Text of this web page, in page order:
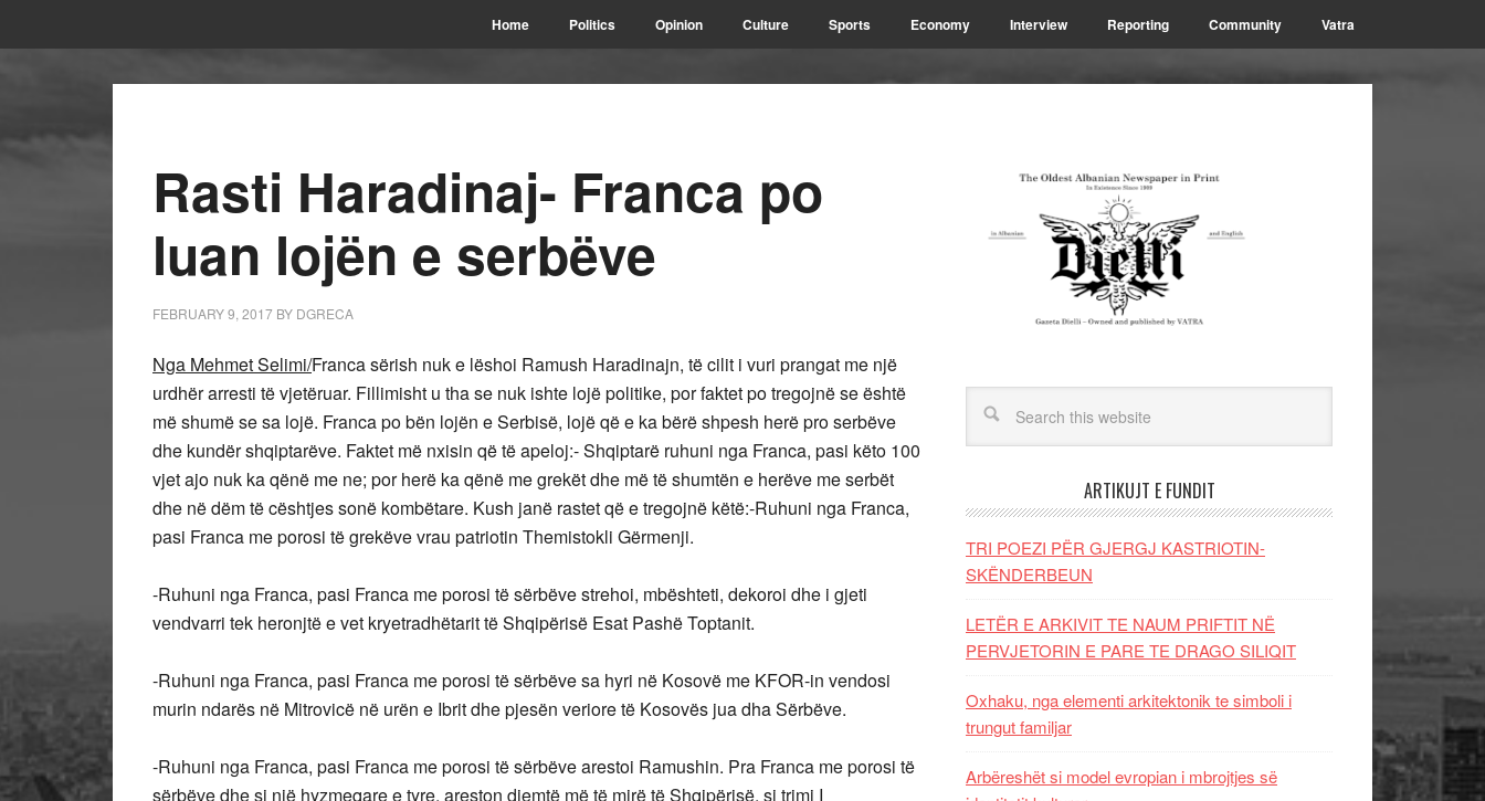
Home Politics Opinion Culture Sports Economy Interview Reporting Community Vatra
Rasti Haradinaj- Franca po
luan lojën e serbëve
FEBRUARY 9, 2017 BY DGRECA
Nga Mehmet Selimi/Franca sërish nuk e lëshoi Ramush Haradinajn, të cilit i vuri prangat me një
urdhër arresti të vjetëruar. Fillimisht u tha se nuk ishte lojë politike, por faktet po tregojnë se është
më shumë se sa lojë. Franca po bën lojën e Serbisë, lojë që e ka bërë shpesh herë pro serbëve
dhe kundër shqiptarëve. Faktet më nxisin që të apeloj:- Shqiptarë ruhuni nga Franca, pasi këto 100
vjet ajo nuk ka qënë me ne; por herë ka qënë me grekët dhe më të shumtën e herëve me serbët
dhe në dëm të cështjes sonë kombëtare. Kush janë rastet që e tregojnë këtë:-Ruhuni nga Franca,
pasi Franca me porosi të grekëve vrau patriotin Themistokli Gërmenji.
-Ruhuni nga Franca, pasi Franca me porosi të sërbëve strehoi, mbështeti, dekoroi dhe i gjeti
vendvarri tek heronjtë e vet kryetradhëtarit të Shqipërisë Esat Pashë Toptanit.
-Ruhuni nga Franca, pasi Franca me porosi të sërbëve sa hyri në Kosovë me KFOR-in vendosi
murin ndarës në Mitrovicë në urën e Ibrit dhe pjesën veriore të Kosovës jua dha Sërbëve.
-Ruhuni nga Franca, pasi Franca me porosi të sërbëve arestoi Ramushin. Pra Franca me porosi të
sërbëve dhe si një hyzmeqare e tyre, areston djemtë më të mirë të Shqipërisë, si trimi I
ARTIKUJT E FUNDIT
TRI POEZI PËR GJERGJ KASTRIOTIN-
SKËNDERBEUN
LETËR E ARKIVIT TE NAUM PRIFTIT NË
PERVJETORIN E PARE TE DRAGO SILIQIT
Oxhaku, nga elementi arkitektonik te simboli i
trungut familjar
Arbëreshët si model evropian i mbrojtjes së